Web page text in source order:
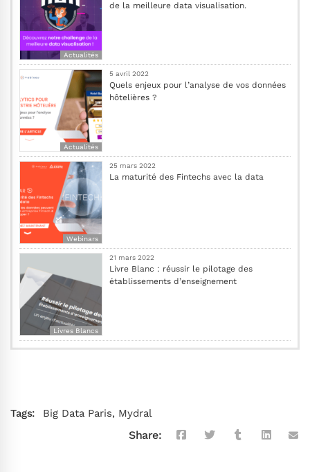
Actualités
de la meilleure data visualisation.
Actualités
5 avril 2022
Quels enjeux pour l’analyse de vos données
hôtelières ?
Webinars
25 mars 2022
La maturité des Fintechs avec la data
Livres Blancs
21 mars 2022
Livre Blanc : réussir le pilotage des
établissements d’enseignement
Tags: Big Data Paris, Mydral
Share: